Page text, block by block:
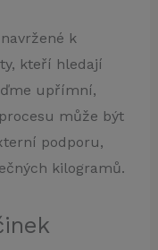
k
kteří hledají
upřímní,
může být
podporu,
kilogramů.